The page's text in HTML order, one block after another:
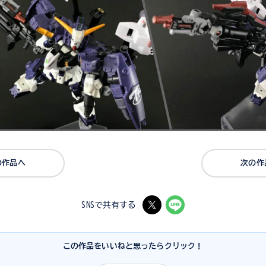
作品へ 次の作
SNSで共有する
この作品をいいねと思ったらクリック！